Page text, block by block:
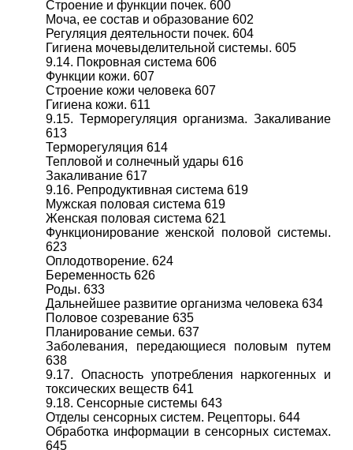
Строение и функции почек. 600
Моча, ее состав и образование 602
Регуляция деятельности почек. 604
Гигиена мочевыделительной системы. 605
9.14. Покровная система 606
Функции кожи. 607
Строение кожи человека 607
Гигиена кожи. 611
9.15. Терморегуляция организма. Закаливание
613
Терморегуляция 614
Тепловой и солнечный удары 616
Закаливание 617
9.16. Репродуктивная система 619
Мужская половая система 619
Женская половая система 621
Функционирование женской половой системы.
623
Оплодотворение. 624
Беременность 626
Роды. 633
Дальнейшее развитие организма человека 634
Половое созревание 635
Планирование семьи. 637
Заболевания, передающиеся половым путем
638
9.17. Опасность употребления наркогенных и
токсических веществ 641
9.18. Сенсорные системы 643
Отделы сенсорных систем. Рецепторы. 644
Обработка информации в сенсорных системах.
645